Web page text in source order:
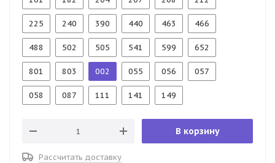
225 240 390 440 463 466
488 502 505 541 599 652
801 803 002 055 056 057
058 087 111 141 149
В корзину
Рассчитать доставку